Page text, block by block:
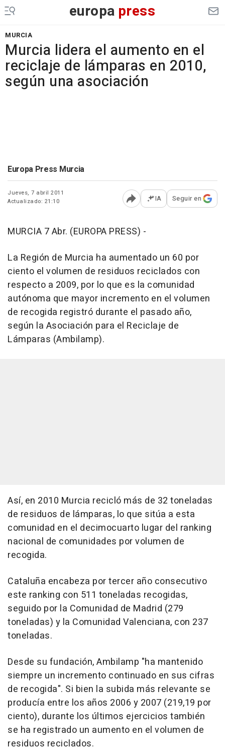
europa press
MURCIA
Murcia lidera el aumento en el
reciclaje de lámparas en 2010,
según una asociación
Europa Press Murcia
Jueves, 7 abril 2011
Actualizado: 21:10
Abrir opciones para
IA Seguir en
MURCIA 7 Abr. (EUROPA PRESS) -
La Región de Murcia ha aumentado un 60 por
ciento el volumen de residuos reciclados con
respecto a 2009, por lo que es la comunidad
autónoma que mayor incremento en el volumen
de recogida registró durante el pasado año,
según la Asociación para el Reciclaje de
Lámparas (Ambilamp).
Así, en 2010 Murcia recicló más de 32 toneladas
de residuos de lámparas, lo que sitúa a esta
comunidad en el decimocuarto lugar del ranking
nacional de comunidades por volumen de
recogida.
Cataluña encabeza por tercer año consecutivo
este ranking con 511 toneladas recogidas,
seguido por la Comunidad de Madrid (279
toneladas) y la Comunidad Valenciana, con 237
toneladas.
Desde su fundación, Ambilamp "ha mantenido
siempre un incremento continuado en sus cifras
de recogida". Si bien la subida más relevante se
producía entre los años 2006 y 2007 (219,19 por
ciento), durante los últimos ejercicios también
se ha registrado un aumento en el volumen de
residuos reciclados.